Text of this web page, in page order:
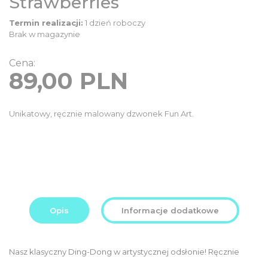
Cena:
89,00 PLN
Unikatowy, ręcznie malowany dzwonek Fun Art.
Termin realizacji: 1 dzień roboczy
Brak w magazynie
Opis Informacje dodatkowe
Nasz klasyczny Ding-Dong w artystycznej odsłonie! Ręcznie